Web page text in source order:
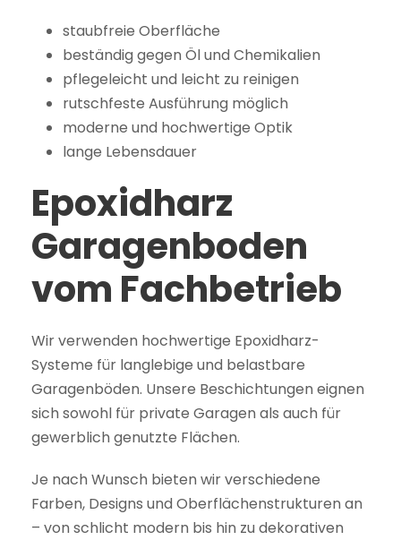
staubfreie Oberfläche
beständig gegen Öl und Chemikalien
pflegeleicht und leicht zu reinigen
rutschfeste Ausführung möglich
moderne und hochwertige Optik
lange Lebensdauer
Epoxidharz
Garagenboden
vom Fachbetrieb
Wir verwenden hochwertige Epoxidharz-
Systeme für langlebige und belastbare
Garagenböden. Unsere Beschichtungen eignen
sich sowohl für private Garagen als auch für
gewerblich genutzte Flächen.
Je nach Wunsch bieten wir verschiedene
Farben, Designs und Oberflächenstrukturen an
– von schlicht modern bis hin zu dekorativen